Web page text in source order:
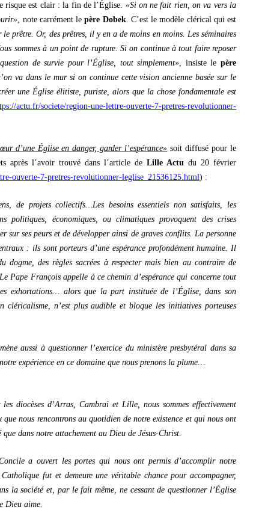
risque est clair : la fin de l’Église. «Si on ne fait rien, on va vers la
, note carrément lepère Dobek. C’est le modèle clérical qui est
le prêtre. Or, des prêtres, il y en a de moins en moins. Les séminaires
sommes à un point de rupture. Si on continue à tout faire reposer
de survie pour l’Église, tout simplement», insiste le père
va dans le mur si on continue cette vision ancienne basée sur le
une Église élitiste, puriste, alors que la chose fondamentale est
actu.fr/societe/region-une-lettre-ouverte-7-pretres-revolutionner-
d’une Église en danger, garder l’espérance» soit diffusé pour le
après l’avoir trouvé dans l’article de Lille Actu du 20 février
ouverte-7-pretres-revolutionner-leglise_21536125.html) :
de projets collectifs…Les besoins essentiels non satisfaits, les
politiques, économiques, ou climatiques provoquent des crises
sur ses peurs et de développer ainsi de graves conflits. La personne
: ils sont porteurs d’une espérance profondément humaine. Il
dogme, des règles sacrées à respecter mais bien au contraire de
Pape François appelle à ce chemin d’espérance qui concerne tout
exhortations… alors que la part instituée de l’Église, dans son
cléricalisme, n’est plus audible et bloque les initiatives porteuses
aussi à questionner l’exercice du ministère presbytéral dans sa
expérience en ce domaine que nous prenons la plume…
diocèses d’Arras, Cambrai et Lille, nous sommes effectivement
que nous rencontrons au quotidien de notre existence et qui nous ont
dans notre attachement au Dieu de Jésus-Christ.
a ouvert les portes qui nous ont permis d’accomplir notre
fut et demeure une véritable chance pour accompagner,
la société et, par le fait même, ne cessant de questionner l’Église
Dieu aime.